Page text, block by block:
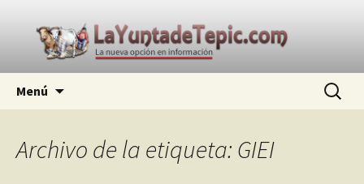
La Yunta de Tepic
La nueva opción en información
Menú Buscar:
Archivo de la etiqueta: GIEI